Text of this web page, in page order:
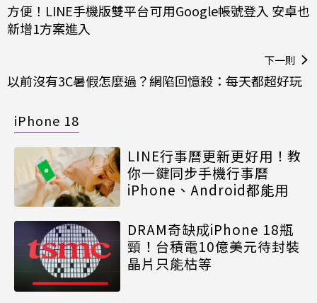
方便！LINE手機版雙平台可用Google帳號登入 安卓也
新增1方案進入
下一則
以前沒有3C暑假怎麼過？網陷回憶殺：每天都超好玩
iPhone 18
LINE行事曆更新更好用！教
你一鍵同步手機行事曆
iPhone、Android都能用
DRAM奇缺成iPhone 18瓶
頸！台積電10億美元待封裝
晶片只能枯等